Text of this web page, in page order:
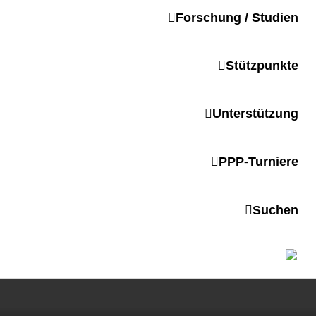
Forschung / Studien
Stützpunkte
Unterstützung
PPP-Turniere
Suchen